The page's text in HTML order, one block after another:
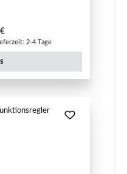
Preis:
2-4 Tage